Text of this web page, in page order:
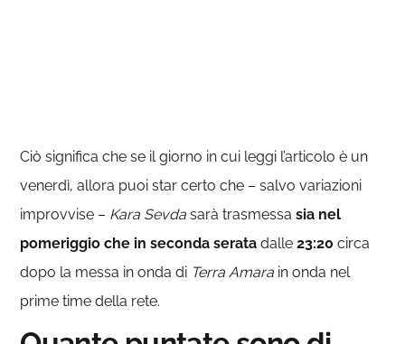
Ciò significa che se il giorno in cui leggi l’articolo è un
venerdì, allora puoi star certo che – salvo variazioni
improvvise – Kara Sevdasarà trasmessasia nel
pomeriggio che in seconda serata dalle23:20 circa
dopo la messa in onda di Terra Amara in onda nel
prime time della rete.